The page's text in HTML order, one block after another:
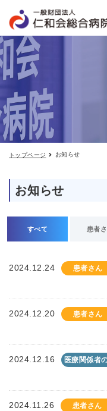
せ
トップページ お知らせ
お知らせ
すべて 患者
2024.12.24 患者さん
2024.12.20 患者さん
2024.12.16 医療関係者
2024.11.26 患者さん